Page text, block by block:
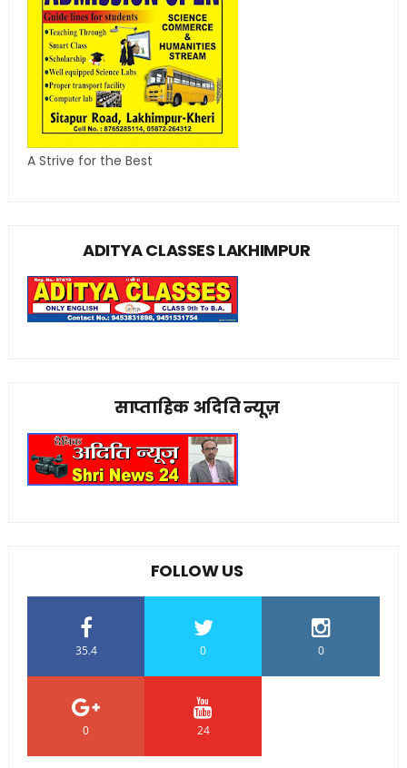
A Strive for the Best
ADITYA CLASSES LAKHIMPUR
साप्ताहिक अदिति न्यूज़
FOLLOW US
35.4 0 0
0 24